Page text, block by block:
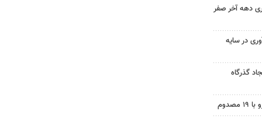
دهه آخر صفر
ارزآوری در سایه
گذرگاه